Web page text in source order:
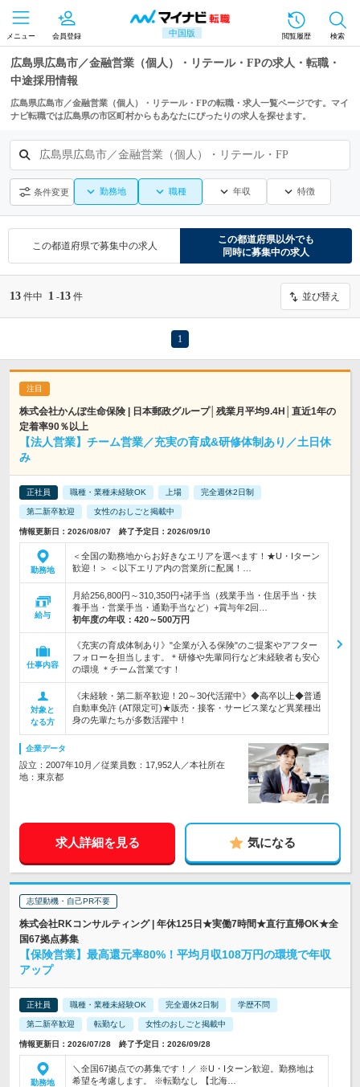
中国版
メニュー 会員登録 閲覧履歴 検索
広島県広島市／金融営業（個人）・リテール・FPの求人・転職・
中途採用情報
広島県広島市／金融営業（個人）・リテール・FPの転職・求人一覧ページです。マイ
ナビ転職では広島県の市区町村からもあなたにぴったりの求人を探せます。
広島県広島市／金融営業（個人）・リテール・FP
条件変更 勤務地 職種 年収 特徴
この都道府県で募集中の求人
この都道府県以外でも
同時に募集中の求人
13 件中 1 -13 件 並び替え
1
株式会社かんぽ生命保険 | 日本郵政グループ│残業月平均9.4H│直近1年の
定着率90％以上
【法人営業】チーム営業／充実の育成&研修体制あり／土日休
み
正社員 職種・業種未経験OK 上場 完全週休2日制
第二新卒歓迎 女性のおしごと掲載中
情報更新日：2026/08/07 終了予定日：2026/09/10
勤務地
＜全国の勤務地からお好きなエリアを選べます！★U・Iターン
歓迎！＞ ＜以下エリア内の営業所に配属！…
給与
月給256,800円～310,350円+諸手当（残業手当・住居手当・扶
養手当・営業手当・通勤手当など）+賞与年2回…
初年度の年収： 420～500万円
仕事内容
《充実の育成体制あり》"企業が入る保険"のご提案やアフター
フォローを担当します。＊研修や先輩同行など未経験者も安心
の環境 ＊チーム営業です！
対象と
なる方
《未経験・第二新卒歓迎！20～30代活躍中》◆高卒以上◆普通
自動車免許 (AT限定可)★販売・接客・サービス業など異業種出
身の先輩たちが多数活躍中！
企業データ
設立：2007年10月／従業員数：17,952人／本社所在
地：東京都
求人詳細を見る 気になる
志望動機・自己PR不要
株式会社RKコンサルティング | 年休125日★実働7時間★直行直帰OK★全
国67拠点募集
【保険営業】最高還元率80%！平均月収108万円の環境で年収
アップ
正社員 職種・業種未経験OK 完全週休2日制 学歴不問
第二新卒歓迎 転勤なし 女性のおしごと掲載中
情報更新日：2026/07/28 終了予定日：2026/09/28
勤務地
＼全国67拠点での募集です！／ ※U・Iターン歓迎。勤務地は
希望を考慮します。 ※転勤なし 【北海…